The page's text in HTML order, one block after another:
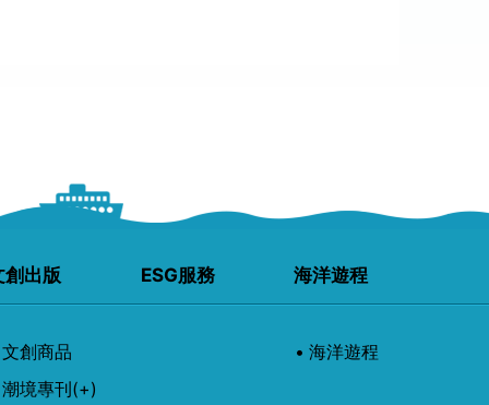
創出版
文創商品
潮境專刊(+)
ESG服務 海洋遊程
海洋遊程